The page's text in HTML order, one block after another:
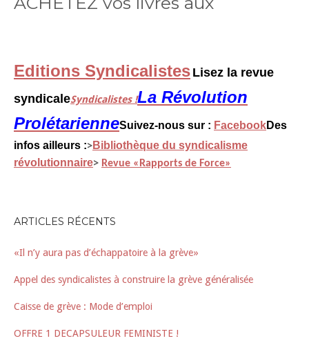
Editions Syndicalistes Lisez la revue
syndicaleSyndicalistes !La Révolution
ProlétarienneSuivez-nous sur : FacebookDes
infos ailleurs :>Bibliothèque du syndicalisme
révolutionnaire> Revue «Rapports de Force»
ARTICLES RÉCENTS
«Il n’y aura pas d’échappatoire à la grève»
Appel des syndicalistes à construire la grève généralisée
Caisse de grève : Mode d’emploi
OFFRE 1 DECAPSULEUR FEMINISTE !